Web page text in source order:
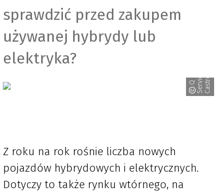
sprawdzić przed zakupem
używanej hybrydy lub
elektryka?
Q
S
e
r
v
i
c e
C
a
s
t
r
o l
Z roku na rok rośnie liczba nowych
pojazdów hybrydowych i elektrycznych.
Dotyczy to także rynku wtórnego, na